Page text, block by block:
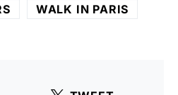
WALK IN PARIS